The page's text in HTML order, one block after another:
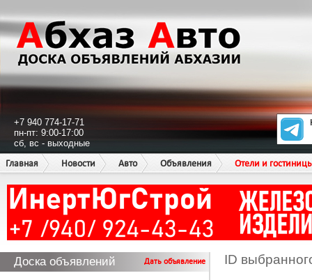
+7 940 774-17-71
пн-пт: 9:00-17:00
сб, вс - выходные
Главная
Новости Авто Объявления Отели и
Доска объявлений Дать объявление ID